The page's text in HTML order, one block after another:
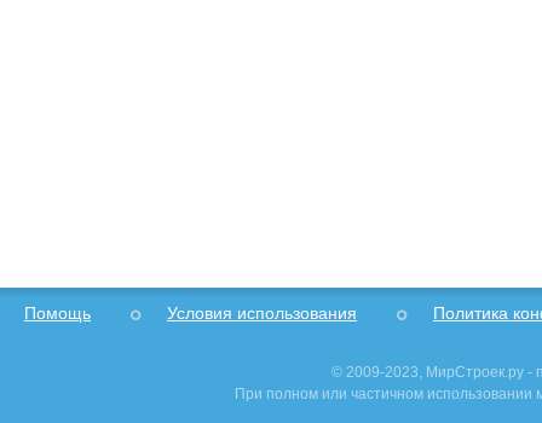
Помощь Условия использования Политика
© 2009-2023, МирСтроек.ру -
При полном или частичном использовании